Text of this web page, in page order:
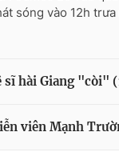
sóng vào 12h trưa
sĩ hài Giang "còi"
viên Mạnh